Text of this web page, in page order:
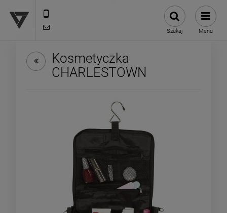
Szukaj Menu
Kosmetyczka
CHARLESTOWN